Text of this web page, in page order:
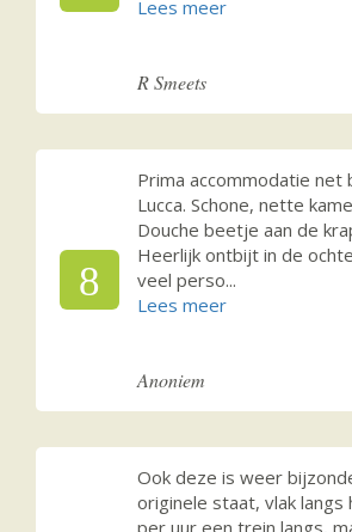
R Smeets
8
Prima accommodatie net
Lucca. Schone, nette
Douche beetje aan de
Heerlijk ontbijt in de
veel perso...
Anoniem
Ook deze is weer
originele staat, vlak langs
per uur een trein langs,